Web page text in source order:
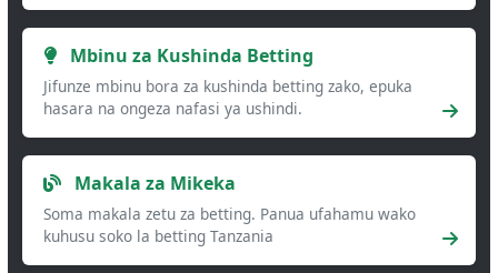
Mbinu za Kushinda Betting
Jifunze mbinu bora za kushinda betting zako, epuka
hasara na ongeza nafasi ya ushindi.
Makala za Mikeka
Soma makala zetu za betting. Panua ufahamu wako
kuhusu soko la betting Tanzania